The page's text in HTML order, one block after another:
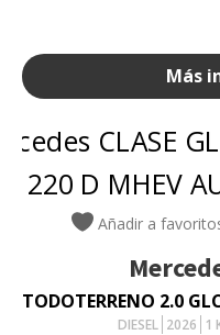
Más
Añadir a
DIESEL 2026 1